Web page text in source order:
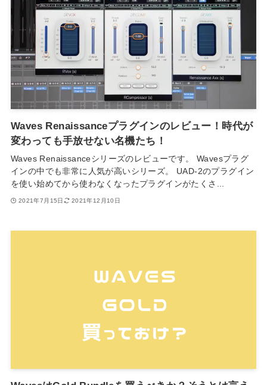
Waves Renaissanceプラグインのレビュー！時代が
変わっても手放せない名機たち！
Waves Renaissanceシリーズのレビューです。 Wavesプラグ
インの中でも非常に人気が高いシリーズ。 UAD-2のプラグイン
を使い始めてから使わなくなったプラグインがたくさ...
2021年7月15日 2021年12月10日